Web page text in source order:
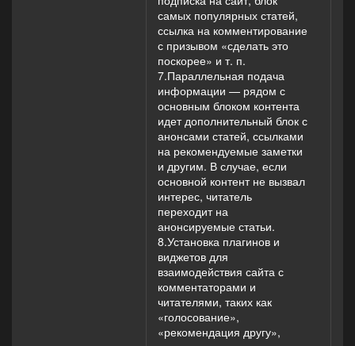
самых популярных статей,
ссылка на комментирование
с призывом «сделать это
поскорее» и т. п.
7.Параллельная подача
информации — рядом с
основным блоком контента
идет дополнительный блок с
анонсами статей, ссылками
на рекомендуемые заметки
и другим. В случае, если
основной контент не вызвал
интерес, читатель
переходит на
анонсируемые статьи.
8.Установка плагинов и
виджетов для
взаимодействия сайта с
комментаторами и
читателями, таких как
«голосование»,
«рекомендация другу»,